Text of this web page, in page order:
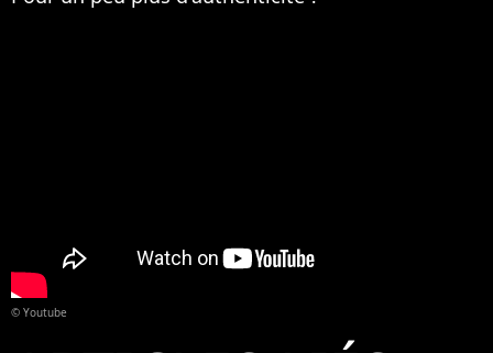
© Youtube